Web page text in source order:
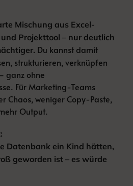
Mischung aus Excel-
Projekttool – nur deutlich
Du kannst damit
strukturieren, verknüpfen
ganz ohne
Für Marketing-Teams
Chaos, weniger Copy-Paste,
Output.
Datenbank ein Kind hätten,
geworden ist – es würde